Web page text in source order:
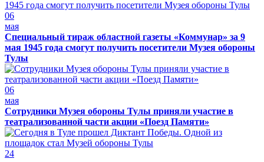
06
мая
Специальный тираж областной газеты «Коммунар» за 9
мая 1945 года смогут получить посетители Музея обороны
Тулы
06
мая
Сотрудники Музея обороны Тулы приняли участие в
театрализованной части акции «Поезд Памяти»
24